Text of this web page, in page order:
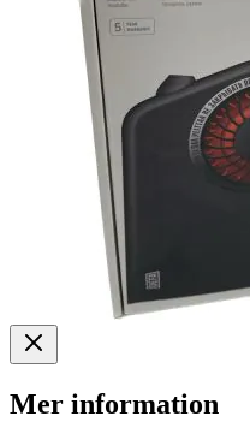
Mer information